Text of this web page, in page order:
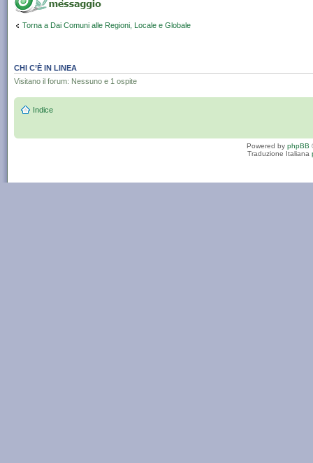
Torna a Dai Comuni alle Regioni, Locale e Globale
CHI C’È IN LINEA
Visitano il forum: Nessuno e 1 ospite
Indice
Powered by phpBB
Traduzione Italiana